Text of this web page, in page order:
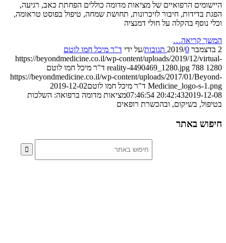
הרפואיים של מציאות מדומה כוללים הפחתת כאב, רגיעה,
בדידות, חיבור לזיכרונות, תחושת שמחה, טיפול בפוסט טראומה,
בהקלה על חולי דמנציה
קריאה…
/0 תגובות /על ידיד"ר מיכל חמו לוטם
https://beyondmedicine.co.il/wp-content/uploads/2019/12/
reality-4490469_1280.jpg 788
ד"ר מיכל חמו לוטם
https://beyondmedicine.co.il/wp-content/uploads/2017/01/
Medicine_logo-s- ד"ר מיכל חמו לוטם2019-12-02
20:42:432019-12-08
מציאות מדומה ברפואה: השלכות
בשיקום, ובהכשרת רופאים
באתר